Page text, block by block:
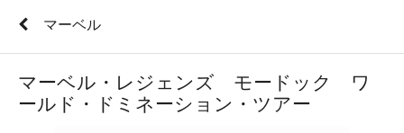
マーベル
マーベル・レジェンズ モードック ワ
ールド・ドミネーション・ツアー